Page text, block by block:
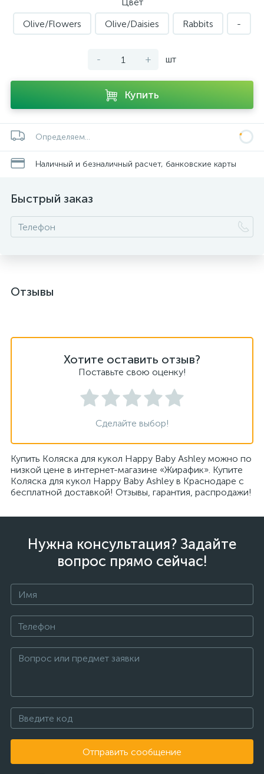
Olive/Flowers
Olive/Daisies Rabbits -
- + шт
Купить
Определяем...
Наличный и безналичный расчет, банковские карты
Быстрый заказ
Отзывы
Хотите оставить отзыв?
Поставьте свою оценку!
Сделайте выбор!
Купить Коляска для кукол Happy Baby Ashley можно по
низкой цене в интернет-магазине «Жирафик». Купите
Коляска для кукол Happy Baby Ashley в Краснодаре с
бесплатной доставкой! Отзывы, гарантия, распродажи!
Нужна консультация? Задайте
вопрос прямо сейчас!
Отправить сообщение